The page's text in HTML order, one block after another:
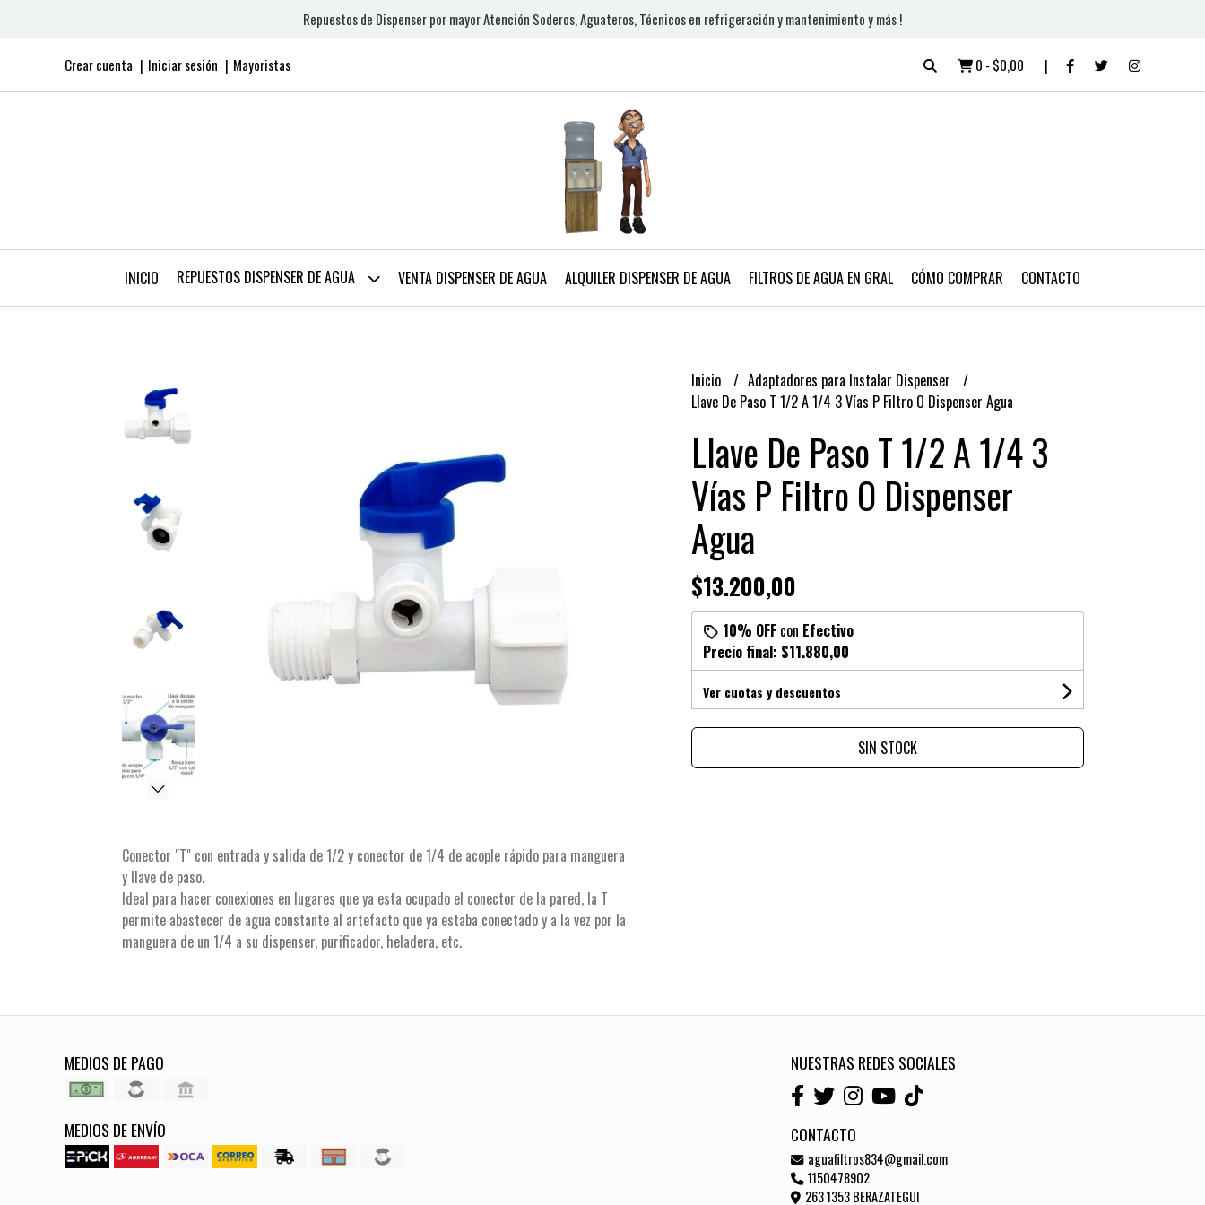
Repuestos de Dispenser por mayor Atención Soderos, Aguateros, Técnicos en refrigeración y mantenimiento y más !
Crear cuenta Iniciar sesión Mayoristas 0 - $0,00
INICIO REPUESTOS DISPENSER DE AGUA VENTA DISPENSER DE AGUA ALQUILER DISPENSER DE AGUA FILTROS DE AGUA EN GRAL CÓMO COMPRAR CONTACTO
Conector "T" con entrada y salida de 1/2 y conector de 1/4 de acople rápido para manguera
y llave de paso.
Ideal para hacer conexiones en lugares que ya esta ocupado el conector de la pared, la T
permite abastecer de agua constante al artefacto que ya estaba conectado y a la vez por la
manguera de un 1/4 a su dispenser, purificador, heladera, etc.
Inicio
Adaptadores para Instalar Dispenser
Llave De Paso T 1/2 A 1/4 3 Vías P Filtro O Dispenser Agua
Llave De Paso T 1/2 A 1/4 3
Vías P Filtro O Dispenser
Agua
$13.200,00
10% OFFcon Efectivo
Precio final: $11.880,00
Ver cuotas y descuentos
SIN STOCK
MEDIOS DE PAGO
MEDIOS DE ENVÍO
NUESTRAS REDES SOCIALES
CONTACTO
aguafiltros834@gmail.com
1150478902
263 1353 BERAZATEGUI